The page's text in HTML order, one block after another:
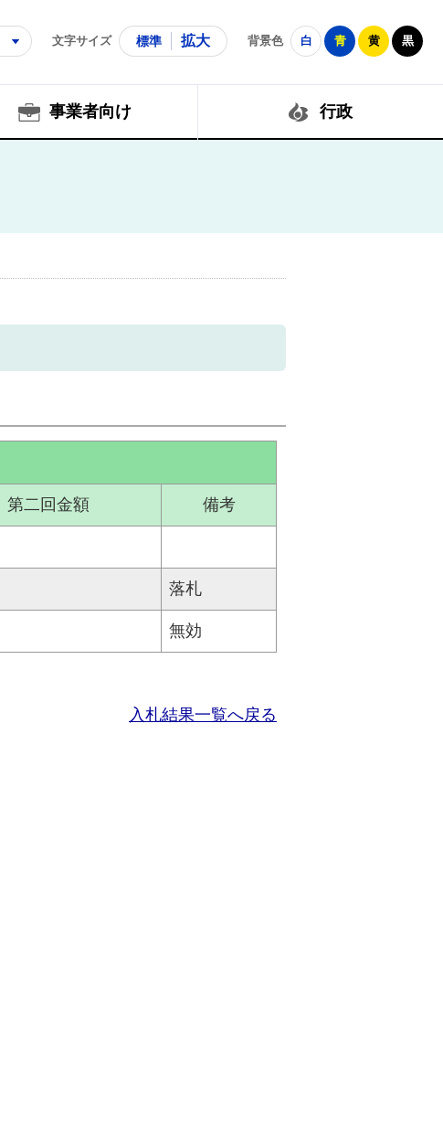
文字サイズ 標準 拡大 背景色 白 青 黄 黒
事業者向け 行政
第二回金額 備考
落札
無効
入札結果一覧へ戻る